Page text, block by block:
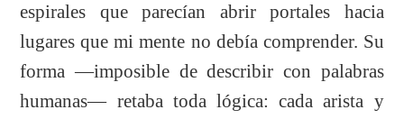
espirales que parecían abrir portales hacia
lugares que mi mente no debía comprender. Su
forma —imposible de describir con palabras
humanas— retaba toda lógica: cada arista y